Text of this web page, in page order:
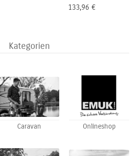
133,96 €
Kategorien
Caravan Onlineshop